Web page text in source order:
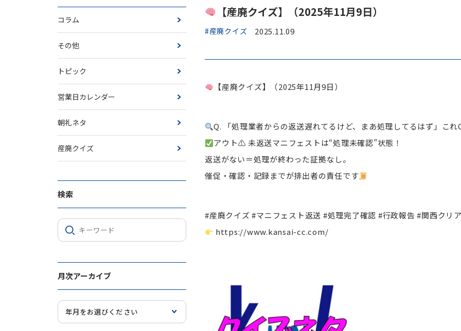
コラム
その他
トピック
営業日カレンダー
朝礼ネタ
産廃クイズ
検索
月次アーカイブ
【産廃クイズ】（2025年11月9日）
#産廃クイズ 2025.11.09
【産廃クイズ】（2025年11月9日）
Q. 「処理業者からの返送遅れてるけど、まあ処理してるはず」これ
アウト⚠ 未返送マニフェストは“処理未確認”状態！
返送がない＝処理が終わった証拠なし。
催促・確認・記録までが排出者の責任です
#産廃クイズ #マニフェスト返送 #処理完了確認 #行政報告 #関西クリ
https://www.kansai-cc.com/